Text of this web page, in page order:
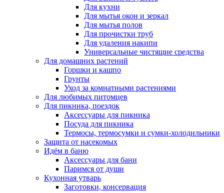
Для кухни
Для мытья окон и зеркал
Для мытья полов
Для прочистки труб
Для удаления накипи
Универсальные чистящие средства
Для домашних растений
Горшки и кашпо
Грунты
Уход за комнатными растениями
Для любимых питомцев
Для пикника, поездок
Аксессуары для пикника
Посуда для пикника
Термосы, термосумки и сумки-холодильники
Защита от насекомых
Идём в баню
Аксессуары для бани
Паримся от души
Кухонная утварь
Заготовки, консервация